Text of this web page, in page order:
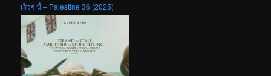
เร็วๆ นี้ – Palestine 36 (2025)